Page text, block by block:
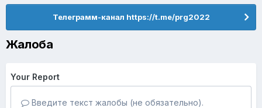
Телеграмм-канал https://t.me/prg2022
Жалоба
Your Report
Введите текст жалобы (не обязательно).